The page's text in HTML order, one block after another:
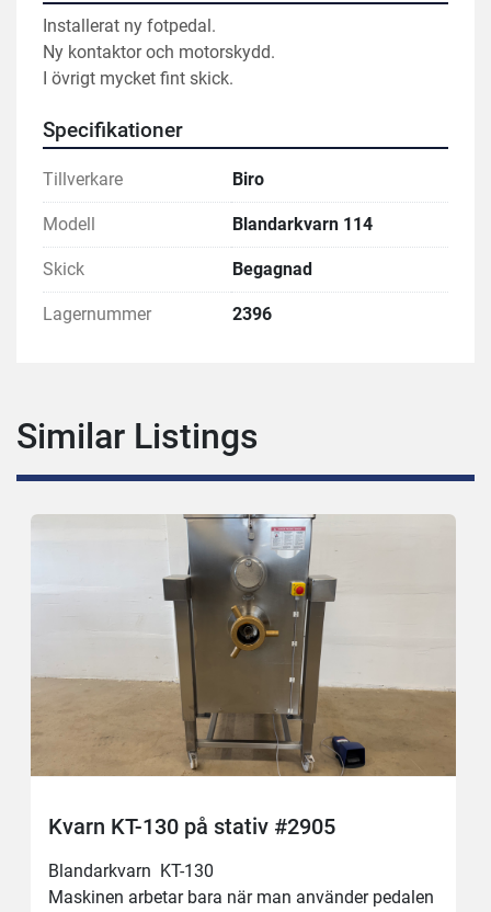
Installerat ny fotpedal.
Ny kontaktor och motorskydd.
I övrigt mycket fint skick.
Specifikationer
Tillverkare Biro
Modell Blandarkvarn 114
Skick Begagnad
Lagernummer 2396
Similar Listings
Kvarn KT-130 på stativ #2905
Blandarkvarn  KT-130
Maskinen arbetar bara när man använder pedalen